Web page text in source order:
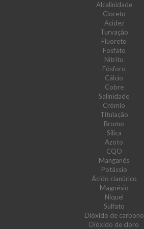
Alcalinidade
Cloreto
Acidez
Turvação
Fluoreto
Fosfato
Nitrito
Fósforo
Cálcio
Cobre
Salinidade
Crómio
Titulação
Bromo
Sílica
Azoto
CQO
Manganês
Potássio
Ácido cianúrico
Magnésio
Níquel
Sulfato
Dióxido de carbono
Dióxido de cloro